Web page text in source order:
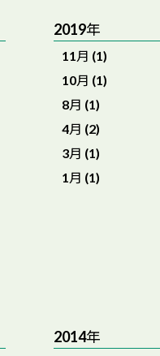
2019年
11月 (1)
10月 (1)
8月 (1)
4月 (2)
3月 (1)
1月 (1)
2014年